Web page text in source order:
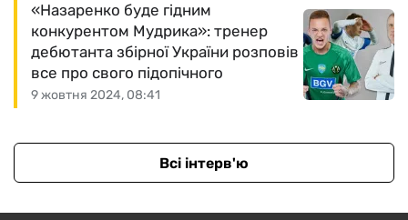
9 жовтня 2024, 08:41
«Назаренко буде гідним
конкурентом Мудрика»: тренер
дебютанта збірної України розповів
все про свого підопічного
Всі інтерв'ю